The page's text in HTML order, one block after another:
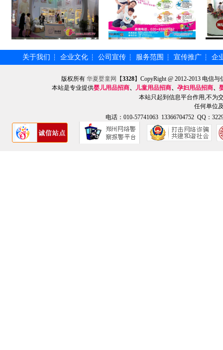
关于我们 ┆ 企业文化 ┆ 公司宣传 ┆ 服务范围 ┆ 宣传推广 ┆ 企
版权所有华夏婴童网 【3328】CopyRight @ 2012-2013 电信
本站是专业提供婴儿用品招商、 儿童用品招商、 孕妇用品招商、
本站只起到信息平台作用,不为
任何单位
电话：010-57741063 13366704752 QQ：